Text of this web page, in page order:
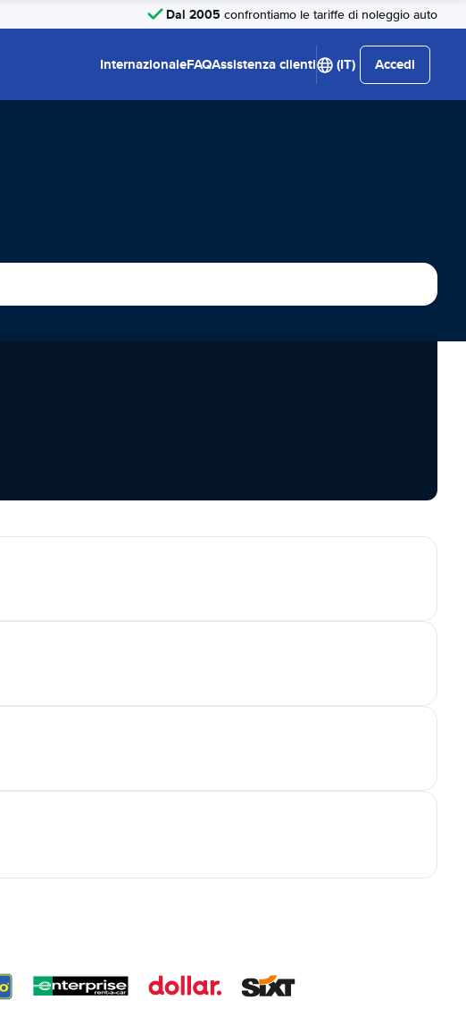
Dal 2005 confrontiamo le tariffe di noleggio auto
InternazionaleFAQAssistenza clienti (IT) Accedi